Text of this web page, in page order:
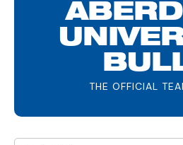
THE OFFICIAL